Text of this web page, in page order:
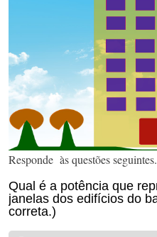
Responde às questões seguintes.